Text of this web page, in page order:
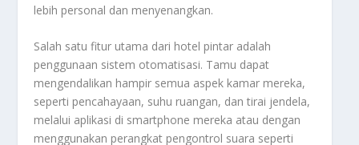
lebih personal dan menyenangkan.
Salah satu fitur utama dari hotel pintar adalah
penggunaan sistem otomatisasi. Tamu dapat
mengendalikan hampir semua aspek kamar mereka,
seperti pencahayaan, suhu ruangan, dan tirai jendela,
melalui aplikasi di smartphone mereka atau dengan
menggunakan perangkat pengontrol suara seperti